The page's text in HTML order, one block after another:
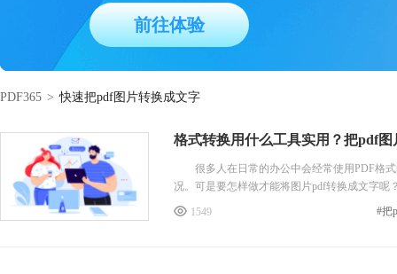
前往体验
PDF365 > 快速把pdf图片转换成文字
格式转换用什么工具实用？把pdf
很多人在日常的办公中会经常使用PDF格式
况。可是要怎样做才能将图片pdf转换成文字
1549 #把